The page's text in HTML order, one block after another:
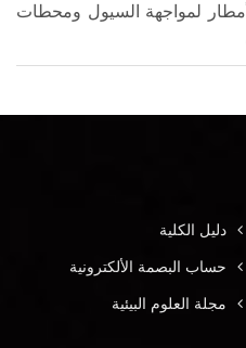
لمواجهة السيول ومحطات
دليل الكلية
حساب البصمة الألكترونية
مجلة العلوم البيئية